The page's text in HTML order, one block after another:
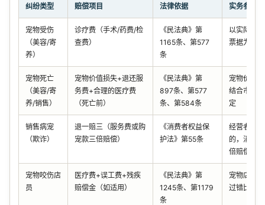
纠纷类型 赔偿项目 法律依据 实务参考
宠物受伤
（美容/寄
养）
诊疗费（手术/药费/检
查费）
《民法典》第
1165条、第577
条
以实际支
票据为准
宠物死亡
（美容/寄
养/销售）
宠物价值损失+退还服
务费+合理的医疗费
（死亡前）
《民法典》第
897条、第577
条、第584条
宠物价值
结合市场
定
销售病宠
（欺诈）
退一赔三（服务费或购
宠款三倍赔偿）
《消费者权益保
护法》第55条
经营者存
的，消费
倍赔偿
宠物咬伤店
员
医疗费+误工费+残疾
赔偿金（如适用）
《民法典》第
1245条、第1179
条
宠物店与
过错比例